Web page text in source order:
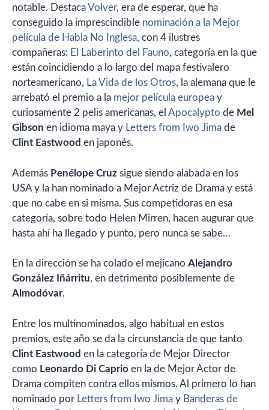
notable. DestacaVolver, era de esperar, que ha
conseguido la imprescindible nominación a la Mejor
película de Habla No Inglesa, con 4 ilustres
compañeras: El Laberinto del Fauno, categoría en la que
están coincidiendo a lo largo del mapa festivalero
norteamericano, La Vida de los Otros, la alemana que le
arrebató el premio a la mejor película europea y
curiosamente 2 pelis americanas, el Apocalypto de Mel
Gibson en idioma maya y Letters from Iwo Jima de
Clint Eastwood en japonés.
Además Penélope Cruz sigue siendo alabada en los
USA y la han nominado a Mejor Actriz de Drama y está
que no cabe en si misma. Sus competidoras en esa
categoría, sobre todo Helen Mirren, hacen augurar que
hasta ahí ha llegado y punto, pero nunca se sabe…
En la dirección se ha colado el mejicano Alejandro
González Iñárritu, en detrimento posiblemente de
Almodóvar.
Entre los multinominados, algo habitual en estos
premios, este año se da la circunstancia de que tanto
Clint Eastwood en la categoría de Mejor Director
como Leonardo Di Caprio en la de Mejor Actor de
Drama compiten contra ellos mismos. Al primero lo han
nominado por Letters from Iwo Jima y Banderas de